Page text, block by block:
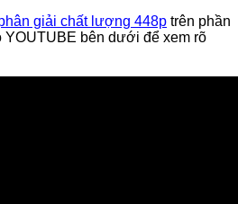
giải chất lượng 448p trên phần
YOUTUBE bên dưới để xem rõ